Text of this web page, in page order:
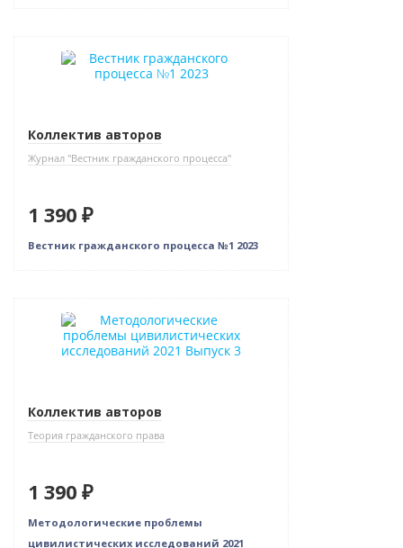
Новинка
Коллектив авторов
Журнал "Вестник гражданского процесса"
1 390 ₽
Вестник гражданского процесса №1 2023
Новинка
Коллектив авторов
Теория гражданского права
1 390 ₽
Методологические проблемы
цивилистических исследований 2021